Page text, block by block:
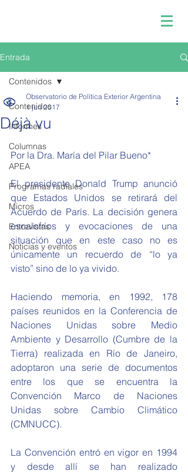
Entrada
Contenidos
Informes
Columnas
APEA
Programas radiales
Micros
Entrevistas
Noticias y eventos
Contenidos
Déjà vu
Observatorio de Política Exterior Argentina
1 jun 2017
Por la Dra. María del Pilar Bueno*
El presidente Donald Trump anunció
que Estados Unidos se retirará del
Acuerdo de París. La decisión genera
escalofríos y evocaciones de una
situación que en este caso no es
únicamente un recuerdo de “lo ya
visto” sino de lo ya vivido.
Haciendo memoria, en 1992, 178
países reunidos en la Conferencia de
Naciones Unidas sobre Medio
Ambiente y Desarrollo (Cumbre de la
Tierra) realizada en Río de Janeiro,
adoptaron una serie de documentos
entre los que se encuentra la
Convención Marco de Naciones
Unidas sobre Cambio Climático
(CMNUCC).
La Convención entró en vigor en 1994
y desde allí se han realizado